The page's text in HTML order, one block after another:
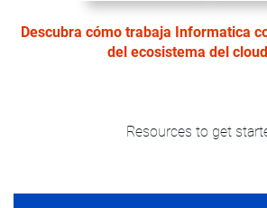
Descubra cómo trabaja Informatica
del ecosistema del cloud
Resources to get